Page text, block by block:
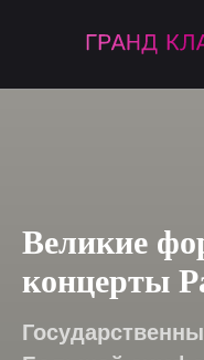
Великие
концерты